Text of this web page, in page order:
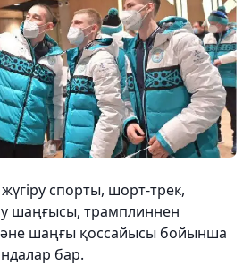
спорты, шорт-трек,
шаңғысы, трамплиннен
шаңғы қоссайысы бойынша
бар.